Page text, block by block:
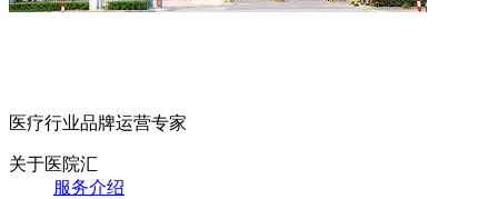
医疗行业品牌运营专家
关于医院汇
服务介绍